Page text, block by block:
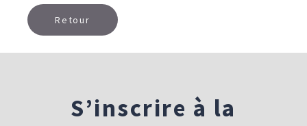
Retour
S’inscrire à la